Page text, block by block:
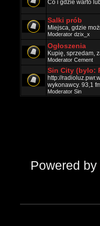
Co i gdzie warto
Salki prób
Miejsca, gdzie
Moderator dzix_x
Ogłoszenia
Kupię, sprzedam,
Moderator Cement
Sin City (bylo:
http://
wykonawcy. 93,1
Moderator Sin
Powered by